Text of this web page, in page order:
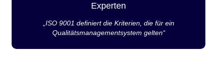
Experten
„ISO 9001 definiert die Kriterien, die für ein
Qualitätsmanagementsystem gelten“